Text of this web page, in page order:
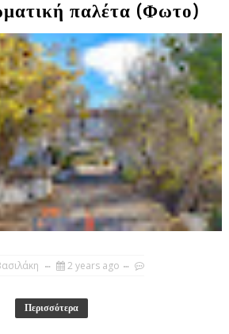
παλέτα (Φωτο)
2 years ago
Περισσότερα